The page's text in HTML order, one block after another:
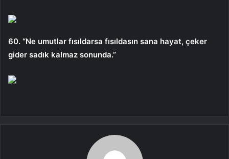
60. “Ne umutlar fısıldarsa fısıldasın sana hayat, çeker
gider sadık kalmaz sonunda.”